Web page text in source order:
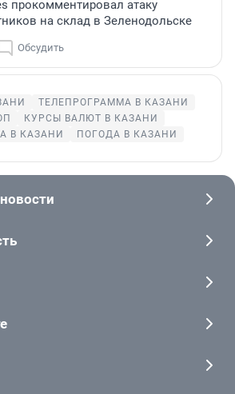
прокомментировал атаку
на склад в Зеленодольске
Обсудить
ТЕЛЕПРОГРАММА В КАЗАНИ
КУРСЫ ВАЛЮТ В КАЗАНИ
В КАЗАНИ
ПОГОДА В КАЗАНИ